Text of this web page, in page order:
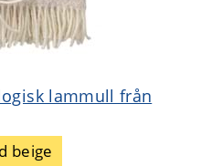
lammull från
beige